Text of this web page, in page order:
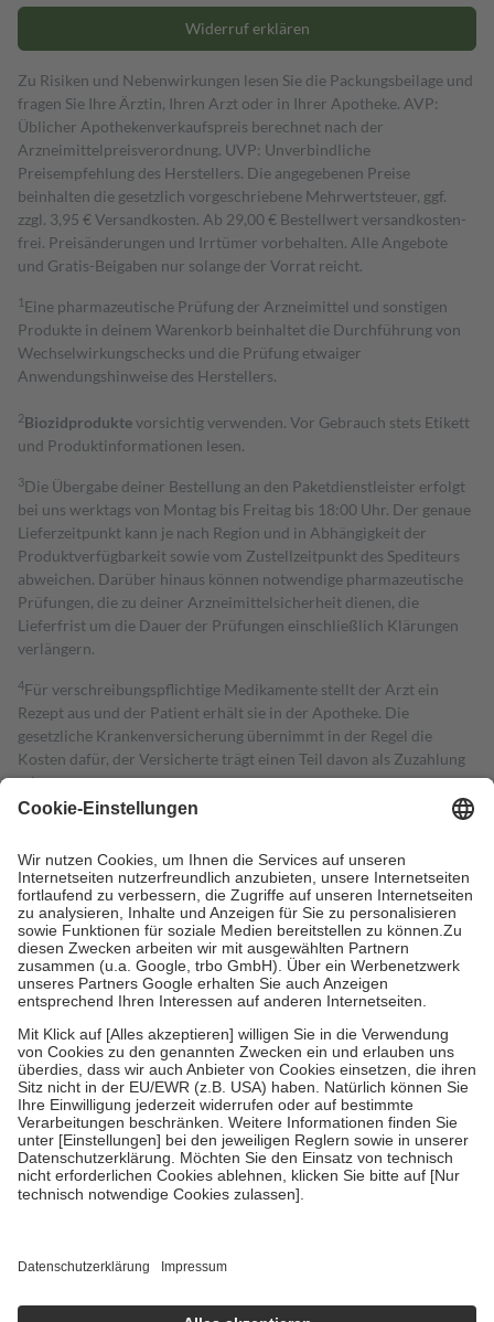
Widerruf erklären
Zu Risiken und Nebenwirkungen lesen Sie die Packungsbeilage und
fragen Sie Ihre Ärztin, Ihren Arzt oder in Ihrer Apotheke. AVP:
Üblicher Apothekenverkaufspreis berechnet nach der
Arzneimittelpreisverordnung. UVP: Unverbindliche
Preisempfehlung des Herstellers. Die angegebenen Preise
beinhalten die gesetzlich vorgeschriebene Mehrwertsteuer, ggf.
zzgl. 3,95 € Versandkosten. Ab 29,00 € Bestell­wert versand­kosten­
frei. Preisänderungen und Irrtümer vorbehalten. Alle Angebote
und Gratis-Beigaben nur solange der Vorrat reicht.
1 Eine pharmazeutische Prüfung der Arzneimittel und sonstigen
Produkte in deinem Warenkorb beinhaltet die Durchführung von
Wechselwirkungschecks und die Prüfung etwaiger
Anwendungshinweise des Herstellers.
2Biozidproduktevorsichtig verwenden. Vor Gebrauch stets Etikett
und Produktinformationen lesen.
3Die Übergabe deiner Bestellung an den Paketdienstleister erfolgt
bei uns werktags von Montag bis Freitag bis 18:00 Uhr. Der genaue
Lieferzeitpunkt kann je nach Region und in Abhängigkeit der
Produktverfügbarkeit sowie vom Zustellzeitpunkt des Spediteurs
abweichen. Darüber hinaus können notwendige pharmazeutische
Prüfungen, die zu deiner Arzneimittelsicherheit dienen, die
Lieferfrist um die Dauer der Prüfungen einschließlich Klärungen
verlängern.
4Für verschreibungspflichtige Medikamente stellt der Arzt ein
Rezept aus und der Patient erhält sie in der Apotheke. Die
gesetzliche Krankenversicherung übernimmt in der Regel die
Kosten dafür, der Versicherte trägt einen Teil davon als Zuzahlung
mit.
Grundsätzlich leisten Mitglieder Zuzahlungen in Höhe von zehn
höchstens zehn Euro.
Es sind jedoch nie mehr als die tatsächlichen
Kosten der Leistung zu entrichten.
Diese Regeln gelten grundsätzlich auch für Online-Apotheken.
Bei Heilmitteln und häuslicher Krankenpflege beträgt die
Zuzahlung zehn Prozent der Kosten sowie zehn Euro je
Verordnung.
Um das Engagement der Versicherten für ihre eigene Gesundheit zu
stärken und die besondere Stellung der Familie zu unterstützen,
fallenkeine Zuzahlungenan bei:
• Kindern und Jugendlichen bis zum vollendeten 18. Lebensjahr
mit Ausnahme der Fahrkosten
• Untersuchungen zur Vorsorge und Früherkennung, die von der
GKV getragen werden
• empfohlenen Schutzimpfungen
• Harn- und Blutteststreifen
getroffen, um sicherzustellen, dass es sich um echte Bewertungen
https://help.etrusted.com/hc/de/articles/4419944605341